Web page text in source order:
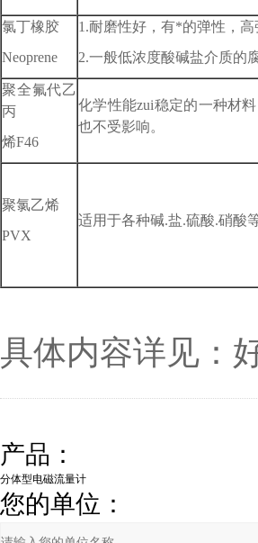
氯丁橡胶
Neoprene
1.耐磨性好，有*的弹性，高
2.一般低浓度酸碱盐介质的
聚全氟代乙
丙
烯F46
化学性能zui稳定的一种材
也不受影响。
聚氯乙烯
PVX
适用于各种碱.盐.硫酸.硝酸
具体内容详见：
产品：
您的单位：